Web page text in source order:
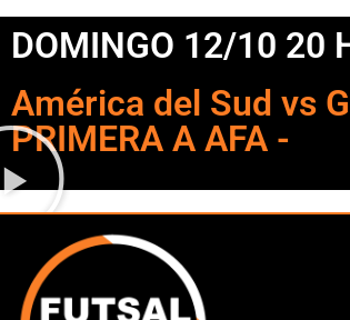
DOMINGO 12/10 20
América del Sud vs
PRIMERA A AFA -